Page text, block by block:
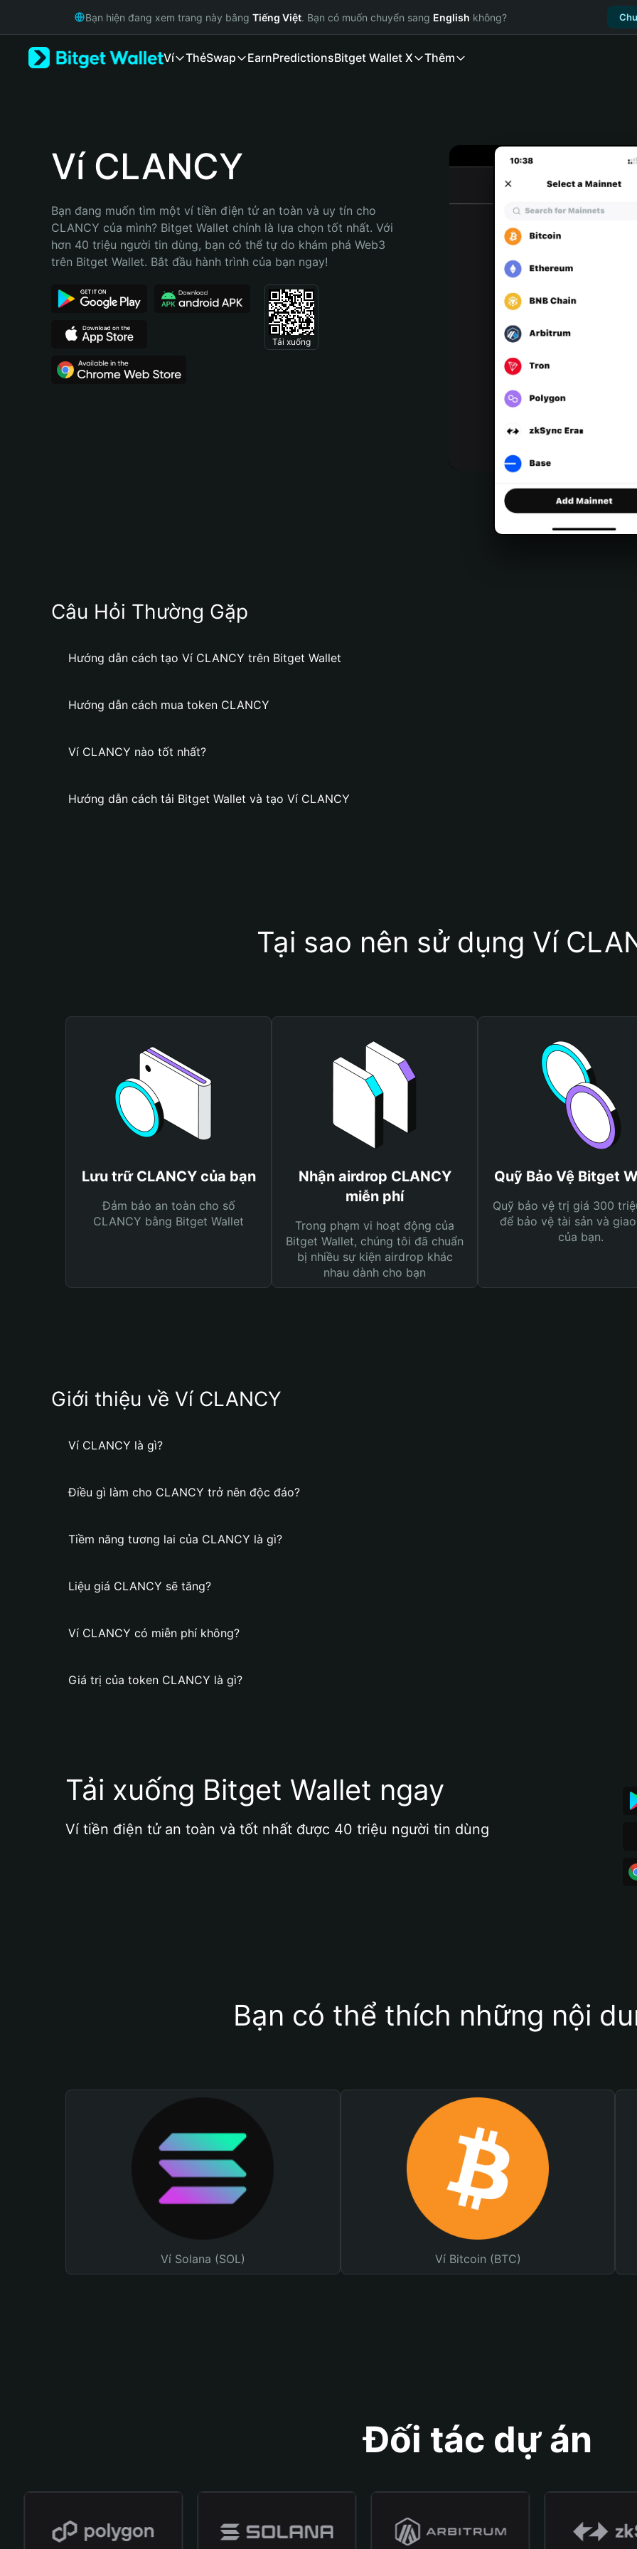
Русский
Bahasa Indonesia
Português (Brasil)
Bạn hiện đang xem trang này bằng Tiếng Việt. Bạn có muốn chuyển sang English không?
Ví ThẻSwap EarnPredictionsBitget Wallet X Thêm
Ví CLANCY
Bạn đang muốn tìm một ví tiền điện tử an toàn và uy tín cho
CLANCY của mình? Bitget Wallet chính là lựa chọn tốt nhất. Với
hơn 40 triệu người tin dùng, bạn có thể tự do khám phá Web3
trên Bitget Wallet. Bắt đầu hành trình của bạn ngay!
Tải xuống
Câu Hỏi Thường Gặp
Hướng dẫn cách tạo Ví CLANCY trên Bitget Wallet
Hướng dẫn cách mua token CLANCY
Ví CLANCY nào tốt nhất?
Hướng dẫn cách tải Bitget Wallet và tạo Ví CLANCY
Tại sao nên sử dụng Ví
Lưu trữ CLANCY của bạn
Đảm bảo an toàn cho số
CLANCY bằng Bitget Wallet
Nhận airdrop CLANCY
miễn phí
Trong phạm vi hoạt động của
Bitget Wallet, chúng tôi đã chuẩn
bị nhiều sự kiện airdrop khác
nhau dành cho bạn
Quỹ Bảo Vệ Bitget
Quỹ bảo vệ trị giá 300
để bảo vệ tài sản và
của bạn.
Giới thiệu về Ví CLANCY
Ví CLANCY là gì?
Điều gì làm cho CLANCY trở nên độc đáo?
Tiềm năng tương lai của CLANCY là gì?
Liệu giá CLANCY sẽ tăng?
Ví CLANCY có miễn phí không?
Giá trị của token CLANCY là gì?
Tải xuống Bitget Wallet ngay
Ví tiền điện tử an toàn và tốt nhất được 40 triệu người tin dùng
Bạn có thể thích những nội
Ví Solana (SOL) Ví Bitcoin (BTC)
Đối tác dự án